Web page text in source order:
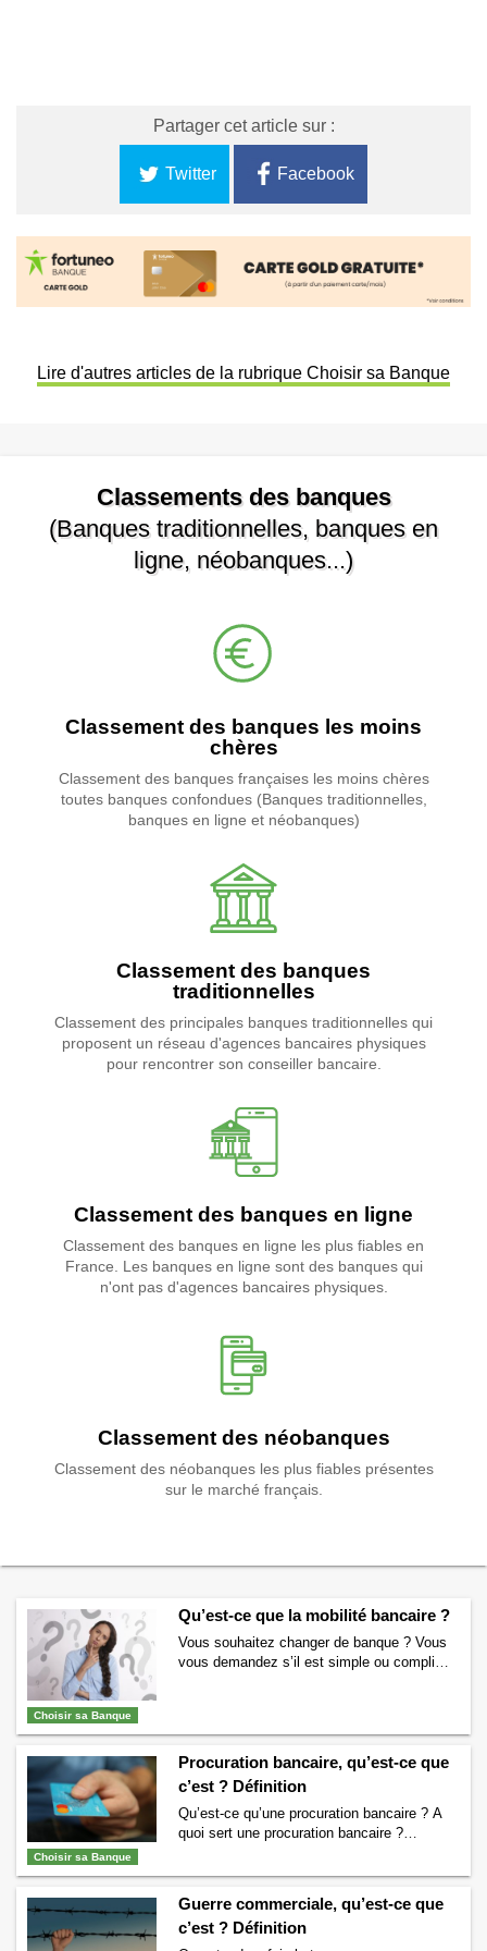
Partager cet article sur :
Twitter Facebook
Lire d'autres articles de la rubrique Choisir sa Banque
Classements des banques
(Banques traditionnelles, banques en
ligne, néobanques...)
Classement des banques les moins
chères
Classement des banques françaises les moins chères
toutes banques confondues (Banques traditionnelles,
banques en ligne et néobanques)
Classement des banques
traditionnelles
Classement des principales banques traditionnelles qui
proposent un réseau d'agences bancaires physiques
pour rencontrer son conseiller bancaire.
Classement des banques en ligne
Classement des banques en ligne les plus fiables en
France. Les banques en ligne sont des banques qui
n'ont pas d'agences bancaires physiques.
Classement des néobanques
Classement des néobanques les plus fiables présentes
sur le marché français.
Choisir sa Banque
Qu’est-ce que la mobilité bancaire ?
Vous souhaitez changer de banque ? Vous
vous demandez s’il est simple ou compliqué
bancaire mais vous ne savez pas ce que
c’est ? h bien bonne nouvelle, vous êtes au
bon endroit. …Continuer la lecture de
Choisir sa Banque
Procuration bancaire, qu’est-ce que
c’est ? Définition
Qu’est-ce qu’une procuration bancaire ? A
quoi sert une procuration bancaire ?
posez. Qu’est-ce qu’une procuration
bancaire ? Une procuration bancaire permet
Guerre commerciale, qu’est-ce que
c’est ? Définition